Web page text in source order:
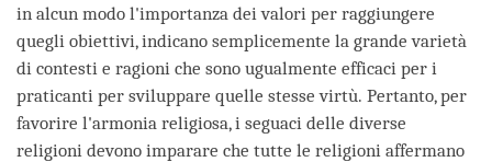
in alcun modo l'importanza dei valori per raggiungere
quegli obiettivi, indicano semplicemente la grande varietà
di contesti e ragioni che sono ugualmente efficaci per i
praticanti per sviluppare quelle stesse virtù. Pertanto, per
favorire l'armonia religiosa, i seguaci delle diverse
religioni devono imparare che tutte le religioni affermano